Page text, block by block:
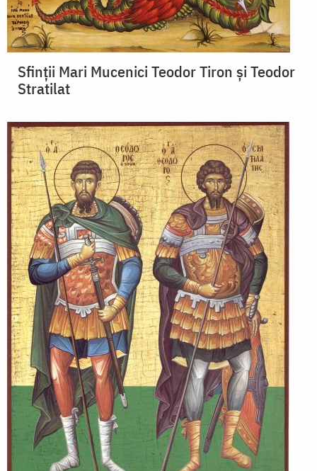
Sfinții Mari Mucenici Teodor Tiron și Teodor
Stratilat